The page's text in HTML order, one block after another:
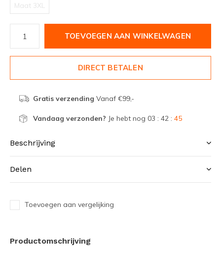
Maat 3XL
TOEVOEGEN AAN WINKELWAGEN
DIRECT BETALEN
Gratis verzending Vanaf €99,-
Vandaag verzonden? Je hebt nog 03 : 42 : 45
Beschrijving
Delen
Toevoegen aan vergelijking
Productomschrijving